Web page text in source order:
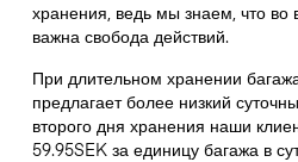
хранения, ведь мы знаем, что во
важна свобода действий.
При длительном хранении
предлагает более низкий
второго дня хранения наши
59.95SEK за единицу багажа в